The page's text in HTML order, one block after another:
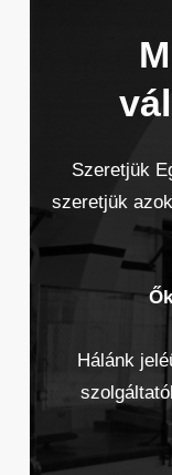
Szeretjük
szeretjük
Hálánk